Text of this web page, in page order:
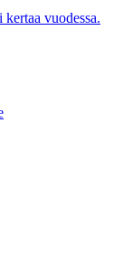
vuodessa.